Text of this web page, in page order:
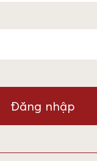
Đăng nhập